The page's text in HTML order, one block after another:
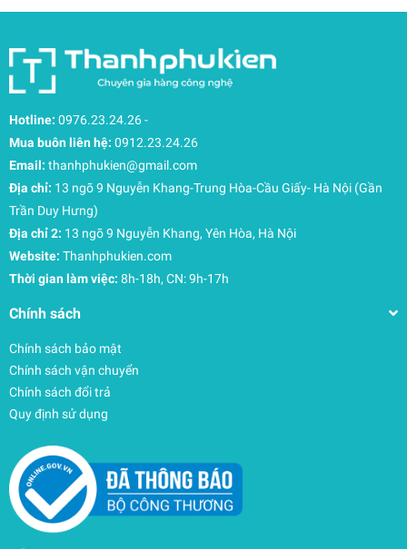
Hotline: 0976.23.24.26-
Mua buôn liên hệ: 0912.23.24.26
Email: thanhphukien@gmail.com
Địa chỉ: 13 ngõ 9 Nguyễn Khang-Trung Hòa-Cầu Giấy- Hà Nội (Gần
Trần Duy Hưng)
Địa chỉ 2: 13 ngõ 9 Nguyễn Khang, Yên Hòa, Hà Nội
Website: Thanhphukien.com
Thời gian làm việc: 8h-18h, CN: 9h-17h
Chính sách
Chính sách bảo mật
Chính sách vận chuyển
Chính sách đổi trả
Quy định sử dụng